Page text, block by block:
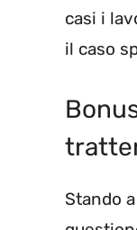
casi i
il caso
Stando